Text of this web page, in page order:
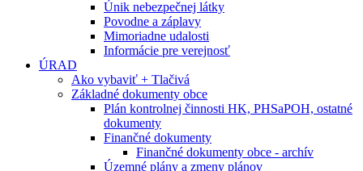
Únik nebezpečnej látky
Povodne a záplavy
Mimoriadne udalosti
Informácie pre verejnosť
ÚRAD
Ako vybaviť + Tlačivá
Základné dokumenty obce
Plán kontrolnej činnosti HK, PHSaPOH, ostatné
dokumenty
Finančné dokumenty
Finančné dokumenty obce - archív
Územné plány a zmeny plánov